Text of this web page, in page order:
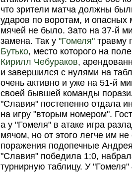
что зрители матча должны
ударов по воротам, и опасных
мячей не было. Зато на 37-й
замена. Так у"Гомеля" травму
Бутько, место которого на
Кирилл Чебураков,
и завершился с нулями на
очень активно и уже на 51-й
своей бывшей команды
"Славия" постепенно отдала
на игру "вторым номером".
а у "Гомеля" в атаке игра
мячом, но от этого легче им не
поражения подопечные
"Славия" победила 1:0,
турнирную таблицу. У